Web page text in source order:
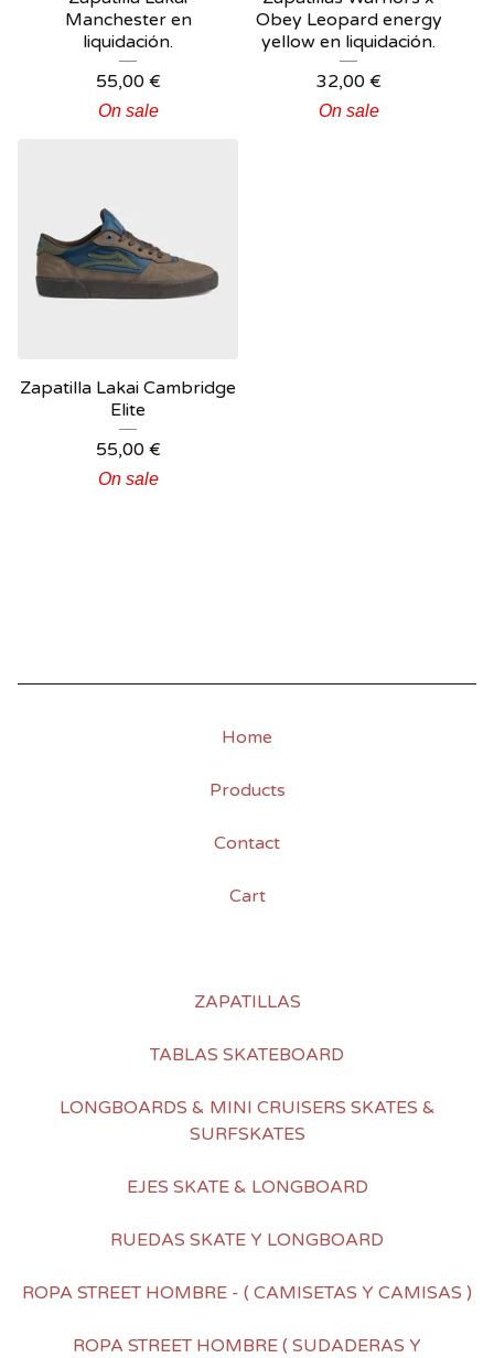
Manchester en
liquidación.
55,00 €
On sale
Obey Leopard energy
yellow en liquidación.
32,00 €
On sale
Zapatilla Lakai Cambridge
Elite
55,00 €
On sale
Home
Products
Contact
Cart
ZAPATILLAS
TABLAS SKATEBOARD
LONGBOARDS & MINI CRUISERS SKATES &
SURFSKATES
EJES SKATE & LONGBOARD
RUEDAS SKATE Y LONGBOARD
ROPA STREET HOMBRE - ( CAMISETAS Y CAMISAS )
ROPA STREET HOMBRE ( SUDADERAS Y